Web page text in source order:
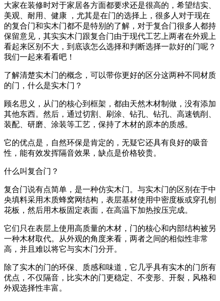
大家在装修时对于家居各方面都要求还是很高的，希望结实、
美观、耐用、健康 ，尤其是在门的选择上，很多人对于现在
的复合门和实木门都不是特别的了解，对于复合门很多人都持
保留意见，其实实木门跟复合门由于现代工艺上两者在外观上
看起来区别不大，到底该怎么选择和判断选择一款好的门呢？
我们一起来看看吧！
了解清楚实木门的概念，可以带你更好的区分这两种不同材质
的门，什么是实木门？
顾名思义，从门的核心到框架，都由天然木材制做，没有添加
其他东西。然后，通过切割、刷涂、钻孔、钻孔、高速铣削、
装配、研磨、涂装等工艺，保持了木材的原本的质感。
它的优点是，自然环保是肯定的，无疑它还具有良好的吸音
性，能有效发挥隔音效果，缺点是价格较贵。
什么叫复合门？
复合门说有点简单，是一种仿实木门。与实木门的区别在于中
央填料采用木质蜂窝网结构，表层基材使用中密度板或穿孔刨
花板，然后用木板固定表面，在高温下加热按压完成。
它们只在表层上使用高质量的木材，门的核心和内部结构被另
一种木材取代。从外观的角度来看，两者之间的相似性非常
高，并且难以将它与实木门分开。
除了实木的门的环保、质感和味道，它几乎具有实木的门所有
优点，不仅隔音，比实木的门更稳定、不变形、开裂，风格和
外观选择性丰富。